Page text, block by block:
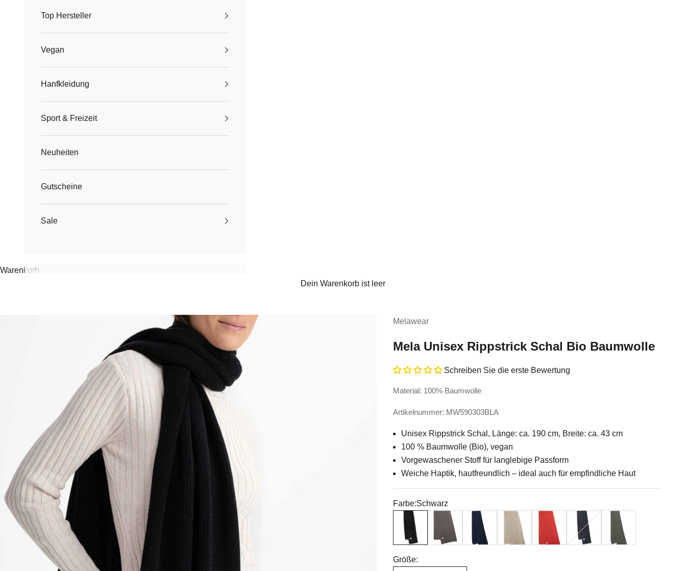
Top Hersteller
Vegan
Hanfkleidung
Sport & Freizeit
Neuheiten
Gutscheine
Sale
Warenkorb
Dein Warenkorb ist leer
Melawear
Mela Unisex Rippstrick Schal Bio Baumwolle
Schreiben Sie die erste Bewertung
Material: 100% Baumwolle
Artikelnummer: MW590303BLA
Unisex Rippstrick Schal, Länge: ca. 190 cm, Breite: ca. 43 cm
100 % Baumwolle (Bio), vegan
Vorgewaschener Stoff für langlebige Passform
Weiche Haptik, hautfreundlich – ideal auch für empfindliche Haut
Farbe:Schwarz
Schwarz
Bear MelangeNavy Kiesel Melange
Red Apple Anthrazit MelangeGrün Melange
Größe: